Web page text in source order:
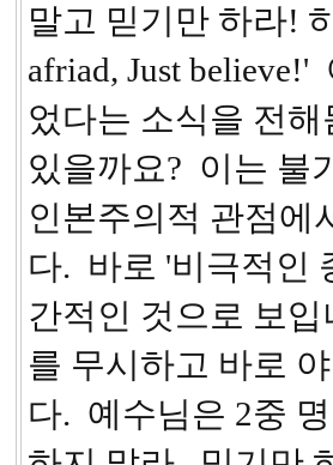
말고 믿기만 하라!
afriad, Just
었다는 소식을 전
있을까요? 이는 불
인본주의적 관점에
다. 바로 '비극적인
간적인 것으로 보
를 무시하고 바로
다. 예수님은 2중